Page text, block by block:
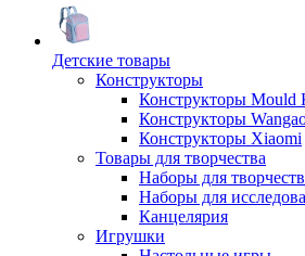
Детские товары
Конструкторы
Конструкторы Mould
Конструкторы
Конструкторы Xiaomi
Товары для творчества
Наборы для
Наборы для
Канцелярия
Игрушки